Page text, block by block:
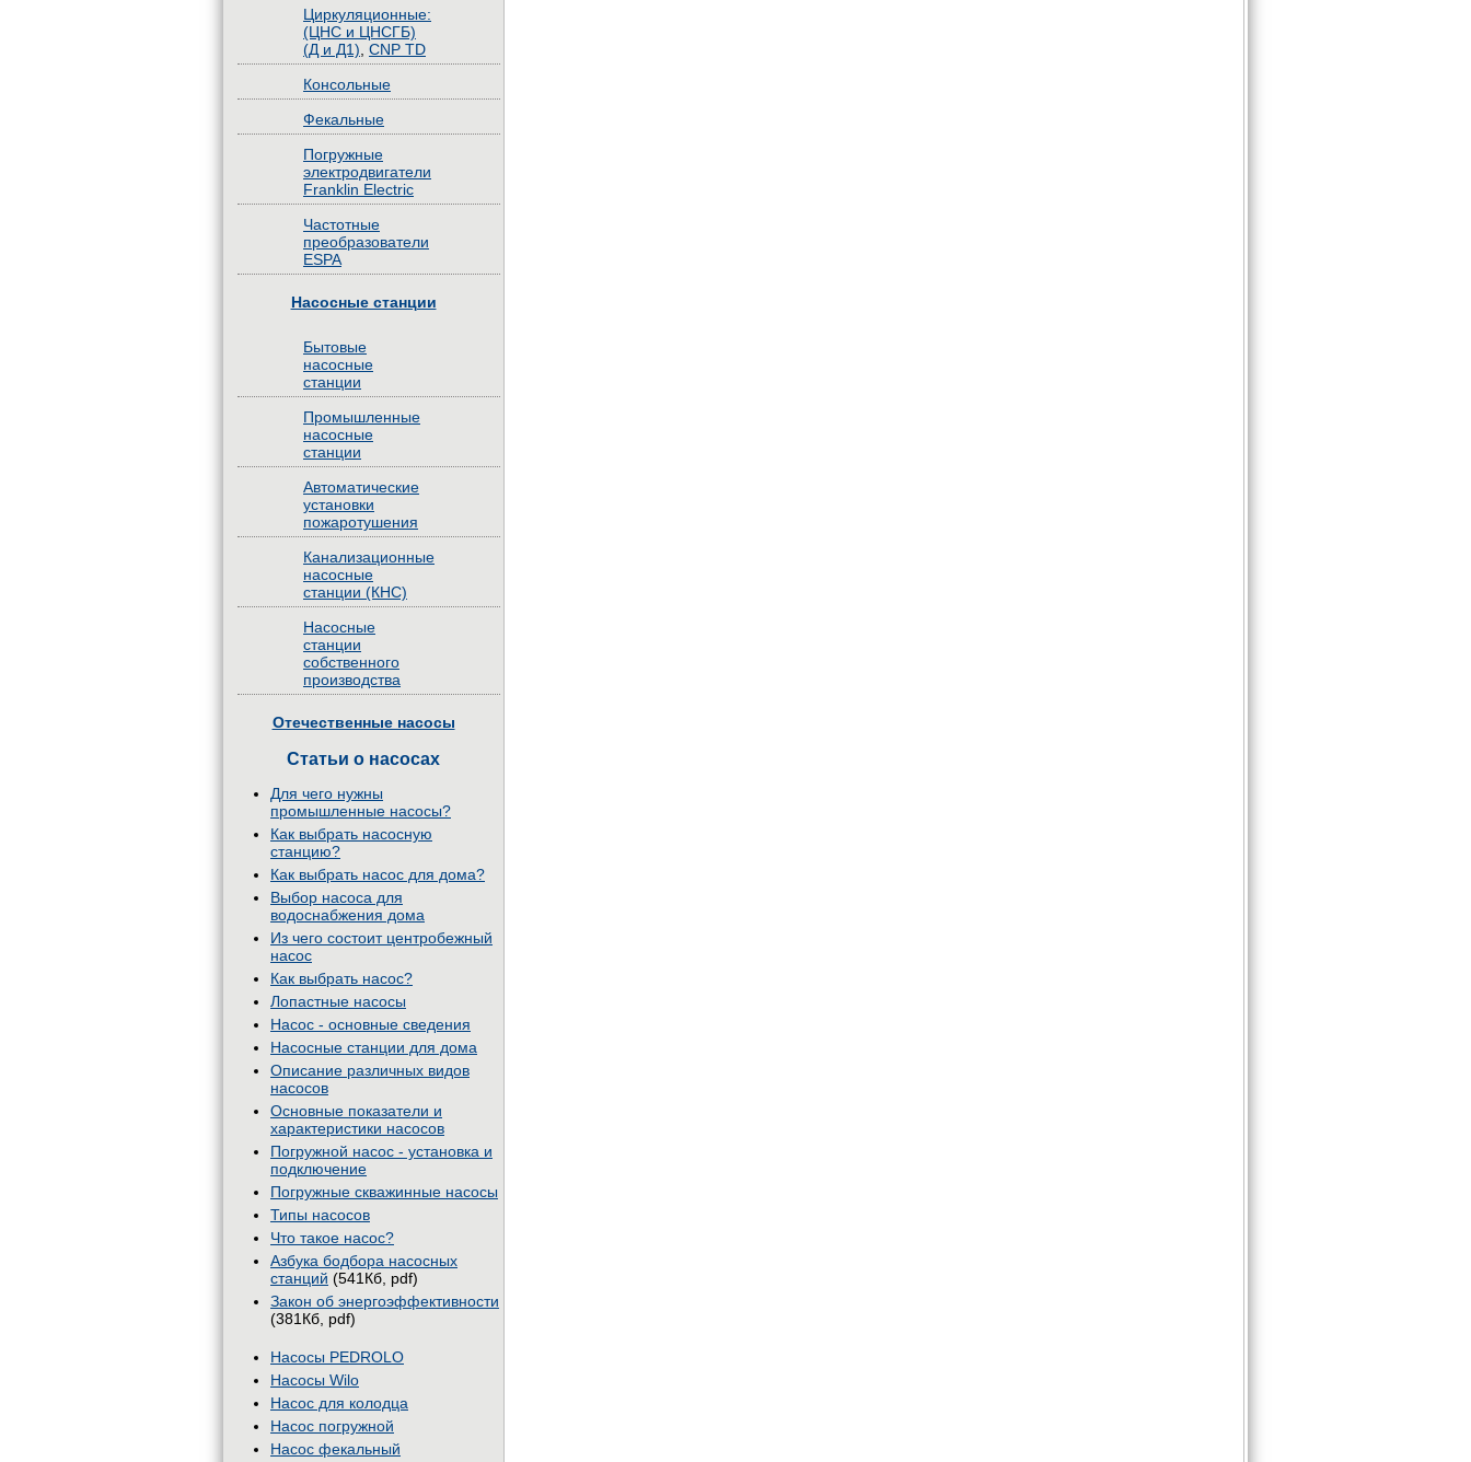
Циркуляционные:
(ЦНС и ЦНСГБ)
(Д и Д1) CNP TD
Консольные
Фекальные
Погружные
электродвигатели
Franklin Electric
Частотные
преобразователи
ESPA
Насосные станции
Бытовые
насосные
станции
Промышленные
насосные
станции
Автоматические
установки
пожаротушения
Канализационные
насосные
станции (КНС)
Насосные
станции
собственного
производства
Отечественные насосы
Статьи о насосах
Для чего нужны
промышленные насосы?
Как выбрать насосную
станцию?
Как выбрать насос для дома?
Выбор насоса для
водоснабжения дома
Из чего состоит центробежный
насос
Как выбрать насос?
Лопастные насосы
Насос - основные сведения
Насосные станции для дома
Описание различных видов
насосов
Основные показатели и
характеристики насосов
Погружной насос - установка и
подключение
Погружные скважинные насосы
Типы насосов
Что такое насос?
Азбука бодбора насосных
станций (541Кб, pdf)
Закон об энергоэффективности
(381Кб, pdf)
Насосы PEDROLO
Насосы Wilo
Насос для колодца
Насос погружной
Насос фекальный